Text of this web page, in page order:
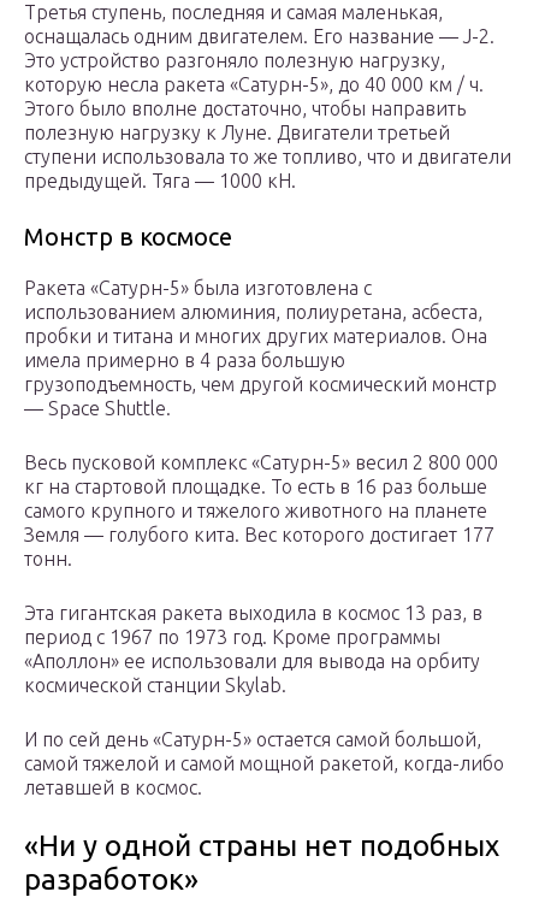
Третья ступень, последняя и самая маленькая,
оснащалась одним двигателем. Его название — J-2.
Это устройство разгоняло полезную нагрузку,
которую несла ракета «Сатурн-5», до 40 000 км / ч.
Этого было вполне достаточно, чтобы направить
полезную нагрузку к Луне. Двигатели третьей
ступени использовала то же топливо, что и двигатели
предыдущей. Тяга — 1000 кН.
Монстр в космосе
Ракета «Сатурн-5» была изготовлена с
использованием алюминия, полиуретана, асбеста,
пробки и титана и многих других материалов. Она
имела примерно в 4 раза большую
грузоподъемность, чем другой космический монстр
— Space Shuttle.
Весь пусковой комплекс «Сатурн-5» весил 2 800 000
кг на стартовой площадке. То есть в 16 раз больше
самого крупного и тяжелого животного на планете
Земля — ​​голубого кита. Вес которого достигает 177
тонн.
Эта гигантская ракета выходила в космос 13 раз, в
период с 1967 по 1973 год. Кроме программы
«Аполлон» ее использовали для вывода на орбиту
космической станции Skylab.
И по сей день «Сатурн-5» остается самой большой,
самой тяжелой и самой мощной ракетой, когда-либо
летавшей в космос.
«Ни у одной страны нет подобных
разработок»